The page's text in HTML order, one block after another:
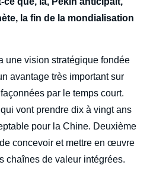
la fin de la mondialisation
une vision stratégique fondée
avantage très important sur
par le temps court.
vont prendre dix à vingt ans
pour la Chine. Deuxième
concevoir et mettre en œuvre
chaînes de valeur intégrées.